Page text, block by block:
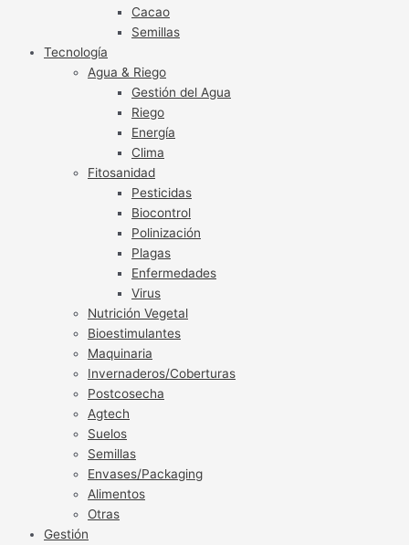
Cacao
Semillas
Tecnología
Agua & Riego
Gestión del Agua
Riego
Energía
Clima
Fitosanidad
Pesticidas
Biocontrol
Polinización
Plagas
Enfermedades
Virus
Nutrición Vegetal
Bioestimulantes
Maquinaria
Invernaderos/Coberturas
Postcosecha
Agtech
Suelos
Semillas
Envases/Packaging
Alimentos
Otras
Gestión